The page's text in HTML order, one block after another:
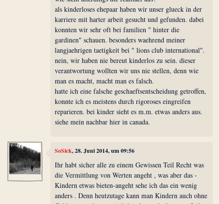
als kinderloses ehepaar haben wir unser glueck in der
karriere mit harter arbeit gesucht und gefunden. dabei
konnten wir sehr oft bei familien " hinter die
gardinen" schauen. besonders waehrend meiner
langjaehrigen taetigkeit bei " lions club international".
nein, wir haben nie bereut kinderlos zu sein. dieser
verantwortung wollten wir uns nie stellen, denn wie
man es macht, macht man es falsch.
hatte ich eine falsche geschaeftsentscheidung getroffen,
konnte ich es meistens durch rigoroses eingreifen
reparieren. bei kinder sieht es m.m. etwas anders aus.
siehe mein nachbar hier in canada.
SoSick, 28. Juni 2014, um 09:56
Ihr habt sicher alle zu einem Gewissen Teil Recht was
die Vermittlung von Werten angeht , was aber das -
Kindern etwas bieten-angeht sehe ich das ein wenig
anders . Denn heutzutage kann man Kindern auch ohne